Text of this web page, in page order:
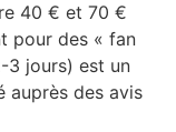
40 € et 70 €
pour des « fan
3 jours) est un
auprès des avis